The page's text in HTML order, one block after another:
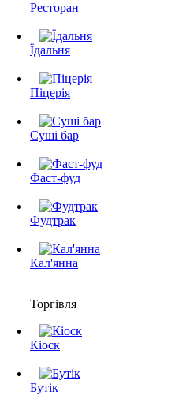
Ресторан
Їдальня
Піцерія
Суші бар
Фаст-фуд
Фудтрак
Кал'янна
Торгівля
Кіоск
Бутік